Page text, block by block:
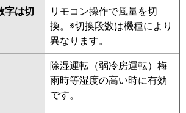
ERP224DR
RPI-GP224RSHPC4 RPI-
GP224RSHP4 RPI-GP224RSHPC3
RPI-GP224RSHP3 RPI-
GP224RSHPC2 RPI-GP224RSHP2
RPI-GP224RSHPC1
GP224RSHP1 RPI-GP224RSHPC
字は切
リモコン操作で風量を切
換。※切換段数は機種により
異なります。
除湿運転（弱冷房運転）梅
雨時等湿度の高い時に有効
です。